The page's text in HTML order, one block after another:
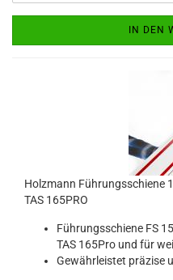
IN DEN
Holzmann Führungsschiene
TAS 165PRO
Führungsschiene FS
TAS 165Pro und für
Gewährleistet präzise